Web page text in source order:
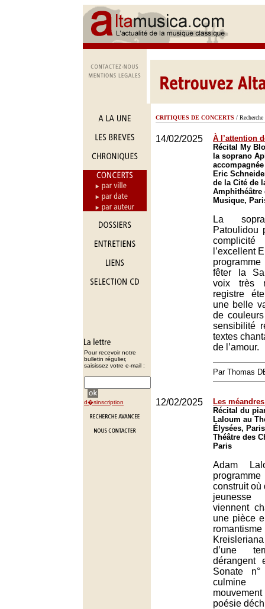
Pour recevoir notre
bulletin régulier,
saisissez votre e-mail :
d�sinscription
CRITIQUES DE CONCERTS / Recherche
14/02/2025
À l’attention
Récital My
la soprano
Eric
de la Cité de
Amphithéâtre
Musique,
La
Patoulidou
l’excellent
fêter la
voix très
registre
une belle
de
sensibilité
textes
de l’amour.
Par Thomas
12/02/2025
Les
Récital du
Laloum au
Élysées,
Théâtre des
Paris
Adam
construit où
viennent
une pièce
d’une
dérangent
Sonate
poésie